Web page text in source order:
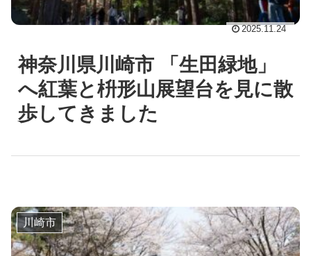
神奈川県川崎市 「生田緑地」
へ紅葉と枡形山展望台を見に散
歩してきました
2025.11.24
川崎市